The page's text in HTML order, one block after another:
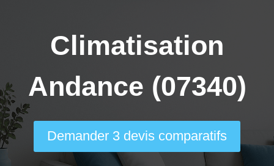
Climatisation
Andance (07340)
Demander 3 devis comparatifs